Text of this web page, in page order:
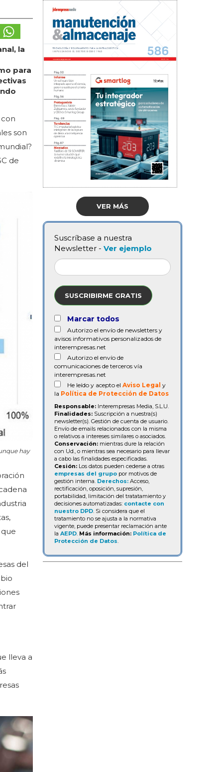
la
para
son
de
hay
del
lleva a
VER MÁS
Suscríbase a nuestra
Newsletter - Ver ejemplo
SUSCRIBIRME GRATIS
Marcar todos
Autorizo el envío de newsletters y
avisos informativos personalizados de
interempresas.net
Autorizo el envío de
comunicaciones de terceros vía
interempresas.net
He leído y acepto el Aviso Legal y
la Política de Protección de Datos
Responsable: Interempresas Media, S.L.U.
Finalidades: Suscripción a nuestra(s)
newsletter(s). Gestión de cuenta de usuario.
Envío de emails relacionados con la misma
o relativos a intereses similares o asociados.
Conservación: mientras dure la relación
con Ud., o mientras sea necesario para llevar
a cabo las finalidades especificadas.
Cesión: Los datos pueden cederse a otras
empresas del grupo por motivos de
gestión interna. Derechos: Acceso,
rectificación, oposición, supresión,
portabilidad, limitación del tratatamiento y
decisiones automatizadas: contacte con
nuestro DPD. Si considera que el
tratamiento no se ajusta a la normativa
vigente, puede presentar reclamación ante
la AEPD. Más información: Política de
Protección de Datos.